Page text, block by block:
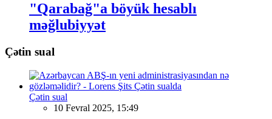
"Qarabağ"a böyük hesablı
məğlubiyyət
Çətin sual
Çətin sual
10 Fevral 2025, 15:49